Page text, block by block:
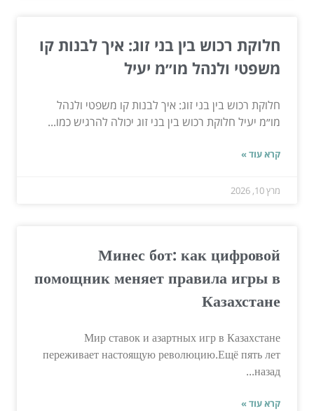
חלוקת רכוש בין בני זוג: איך לבנות קו
משפטי ולנהל מו״מ יעיל
חלוקת רכוש בין בני זוג: איך לבנות קו משפטי ולנהל
מו״מ יעיל חלוקת רכוש בין בני זוג יכולה להרגיש כמו...
קרא עוד »
מרץ 10, 2026
Минес бот: как цифровой
помощник меняет правила игры в
Казахстане
Мир ставок и азартных игр в Казахстане
переживает настоящую революцию.Ещё пять лет
назад...
קרא עוד »